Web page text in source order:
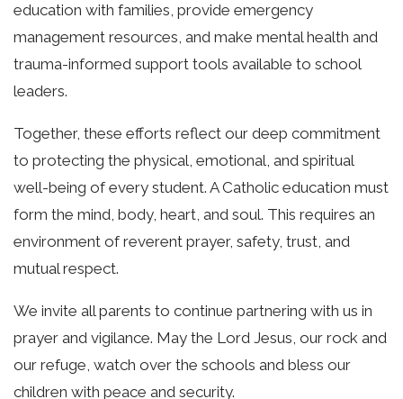
education with families, provide emergency
management resources, and make mental health and
trauma-informed support tools available to school
leaders.
Together, these efforts reflect our deep commitment
to protecting the physical, emotional, and spiritual
well-being of every student. A Catholic education must
form the mind, body, heart, and soul. This requires an
environment of reverent prayer, safety, trust, and
mutual respect.
We invite all parents to continue partnering with us in
prayer and vigilance. May the Lord Jesus, our rock and
our refuge, watch over the schools and bless our
children with peace and security.